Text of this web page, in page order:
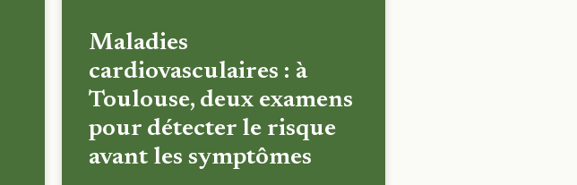
Maladies
cardiovasculaires : à
Toulouse, deux examens
pour détecter le risque
avant les symptômes